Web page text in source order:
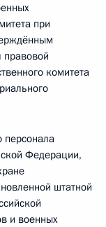
при
правовой
комитета
персонала
Федерации,
штатной
и военных